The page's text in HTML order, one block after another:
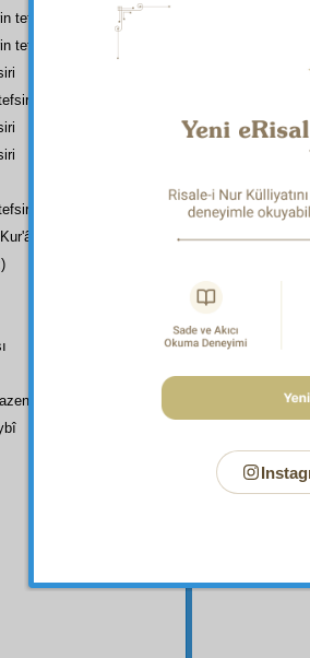
Dipnot-2
tefsiri
tefsiri
Tasdiklerine Dair Şehadetleri